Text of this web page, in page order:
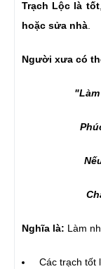
Trạch Lộc là tốt
hoặc sửa nhà
Người xưa có
Nghĩa là: Làm
Các trạch tốt